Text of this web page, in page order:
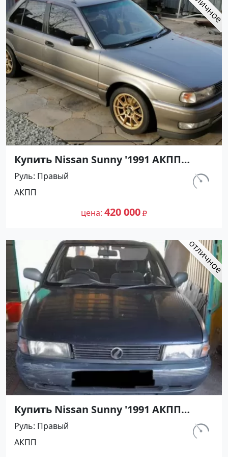
Купить Nissan Sunny '1991 АКПП
(1400/75 л.с.) Бензин инжектор
Воронежская цвет Серый Седан по
цене 420000 рублей, объявление
№27501 на сайте Авторынок23
км.
Руль Правый
АКПП
цена 420 000
Купить Nissan Sunny '1991 АКПП
(1400/75 л.с.) Бензин инжектор
Кореновск цвет Серый Седан по
цене 395000 рублей, объявление
км.
Руль Правый
АКПП